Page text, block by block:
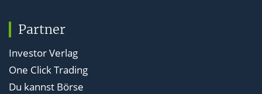
Partner
Investor Verlag
One Click Trading
Du kannst Börse